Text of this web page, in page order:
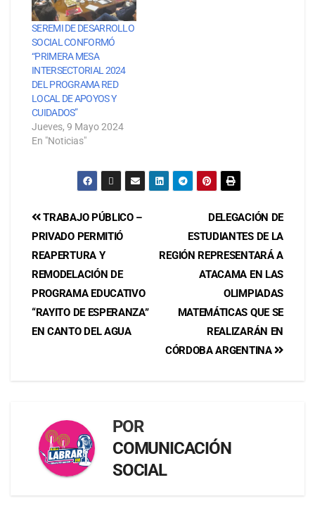
SEREMI DE DESARROLLO
SOCIAL CONFORMÓ
“PRIMERA MESA
INTERSECTORIAL 2024
DEL PROGRAMA RED
LOCAL DE APOYOS Y
CUIDADOS”
Jueves, 9 Mayo 2024
En "Noticias"
DELEGACIÓN DE
ESTUDIANTES DE LA
REGIÓN REPRESENTARÁ A
ATACAMA EN LAS
OLIMPIADAS
MATEMÁTICAS QUE SE
REALIZARÁN EN
CÓRDOBA ARGENTINA
TRABAJO PÚBLICO –
PRIVADO PERMITIÓ
REAPERTURA Y
REMODELACIÓN DE
PROGRAMA EDUCATIVO
“RAYITO DE ESPERANZA”
EN CANTO DEL AGUA
POR
COMUNICACIÓN
SOCIAL